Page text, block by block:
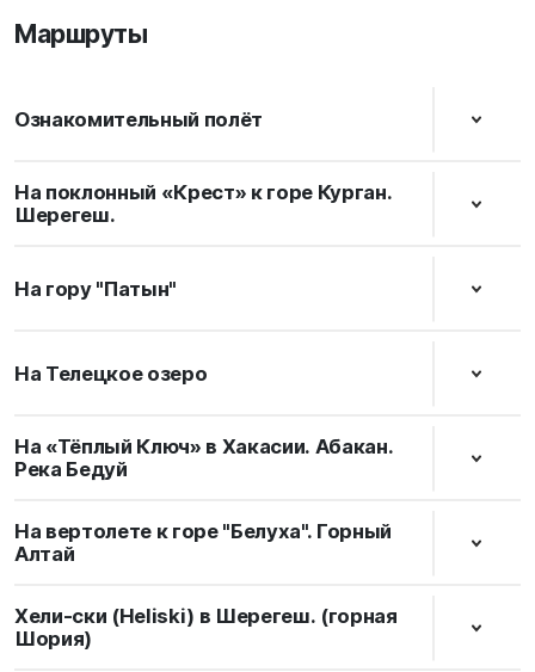
Маршруты
Ознакомительный полёт
На поклонный «Крест» к горе Курган.
Шерегеш.
На гору "Патын"
На Телецкое озеро
На «Тёплый Ключ» в Хакасии. Абакан.
Река Бедуй
На вертолете к горе "Белуха". Горный
Алтай
Хели-ски (Heliski) в Шерегеш. (горная
Шория)